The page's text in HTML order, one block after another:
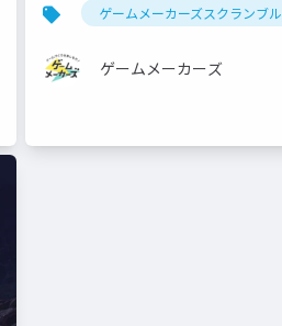
ゲームメーカーズスクランブル
ゲームメーカーズ